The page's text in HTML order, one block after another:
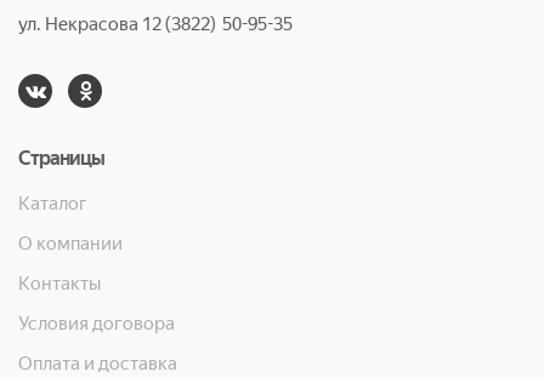
ул. Некрасова 12 (3822) 50-95-35
Страницы
Каталог
О компании
Контакты
Условия договора
Оплата и доставка